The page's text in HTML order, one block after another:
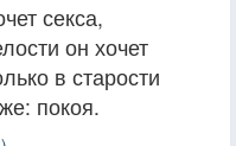
секса,
он хочет
в старости
покоя.